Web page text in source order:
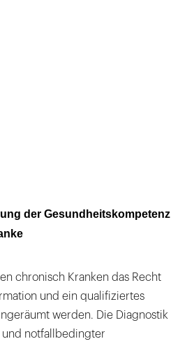
der Gesundheitskompetenz
chronisch Kranken das Recht
und ein qualifiziertes
werden. Die Diagnostik
und notfallbedingter